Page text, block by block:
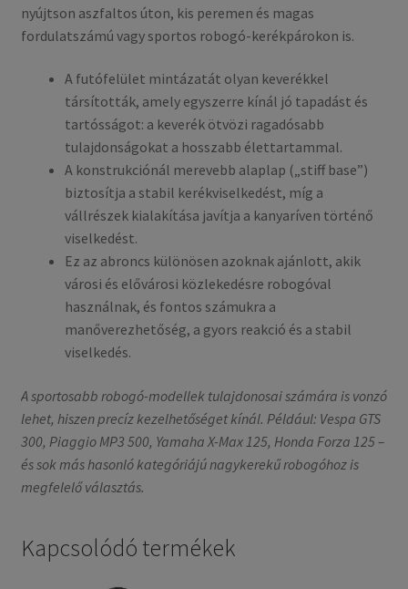
nyújtson aszfaltos úton, kis peremen és magas
fordulatszámú vagy sportos robogó-kerékpárokon is.
A futófelület mintázatát olyan keverékkel
társították, amely egyszerre kínál jó tapadást és
tartósságot: a keverék ötvözi ragadósabb
tulajdonságokat a hosszabb élettartammal.
A konstrukciónál merevebb alaplap („stiff base”)
biztosítja a stabil kerékviselkedést, míg a
vállrészek kialakítása javítja a kanyaríven történő
viselkedést.
Ez az abroncs különösen azoknak ajánlott, akik
városi és elővárosi közlekedésre robogóval
használnak, és fontos számukra a
manőverezhetőség, a gyors reakció és a stabil
viselkedés.
A sportosabb robogó-modellek tulajdonosai számára is vonzó
lehet, hiszen precíz kezelhetőséget kínál. Például: Vespa GTS
300, Piaggio MP3 500, Yamaha X-Max 125, Honda Forza 125 –
és sok más hasonló kategóriájú nagykerekű robogóhoz is
megfelelő választás.
Kapcsolódó termékek